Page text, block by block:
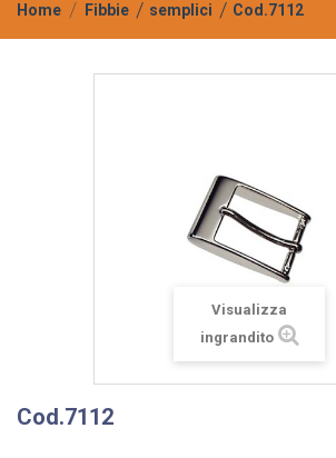
Home Fibbie semplici Cod.7112
Visualizza
ingrandito
Cod.7112